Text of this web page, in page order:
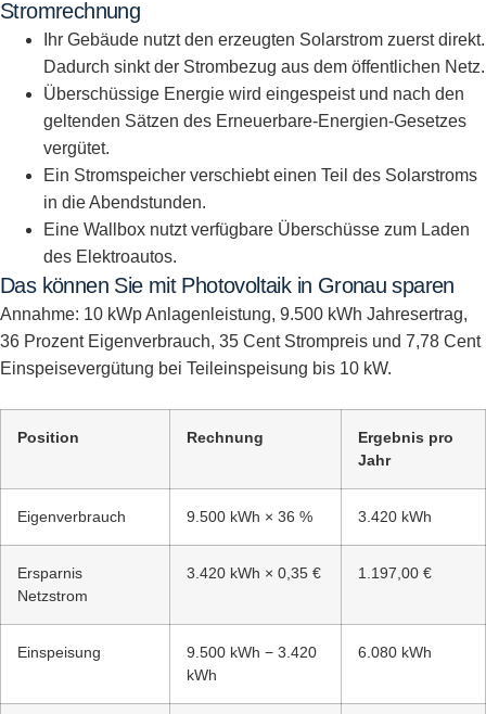
Stromrechnung
Ihr Gebäude nutzt den erzeugten Solarstrom zuerst direkt.
Dadurch sinkt der Strombezug aus dem öffentlichen Netz.
Überschüssige Energie wird eingespeist und nach den
geltenden Sätzen des Erneuerbare-Energien-Gesetzes
vergütet.
Ein Stromspeicher verschiebt einen Teil des Solarstroms
in die Abendstunden.
Eine Wallbox nutzt verfügbare Überschüsse zum Laden
des Elektroautos.
Das können Sie mit Photovoltaik in Gronau sparen
Annahme: 10 kWp Anlagenleistung, 9.500 kWh Jahresertrag,
36 Prozent Eigenverbrauch, 35 Cent Strompreis und 7,78 Cent
Einspeisevergütung bei Teileinspeisung bis 10 kW.
Position Rechnung
Ergebnis pro
Jahr
Eigenverbrauch 9.500 kWh × 36 % 3.420 kWh
Ersparnis
Netzstrom
3.420 kWh × 0,35 € 1.197,00 €
Einspeisung
9.500 kWh − 3.420
kWh
6.080 kWh